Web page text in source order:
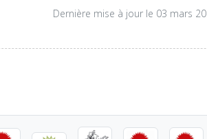
Dernière mise à jour le 03 mars